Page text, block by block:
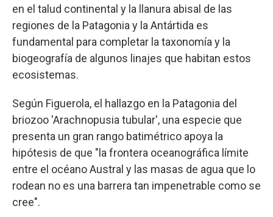
en el talud continental y la llanura abisal de las
regiones de la Patagonia y la Antártida es
fundamental para completar la taxonomía y la
biogeografía de algunos linajes que habitan estos
ecosistemas.
Según Figuerola, el hallazgo en la Patagonia del
briozoo 'Arachnopusia tubular', una especie que
presenta un gran rango batimétrico apoya la
hipótesis de que "la frontera oceanográfica límite
entre el océano Austral y las masas de agua que lo
rodean no es una barrera tan impenetrable como se
cree".